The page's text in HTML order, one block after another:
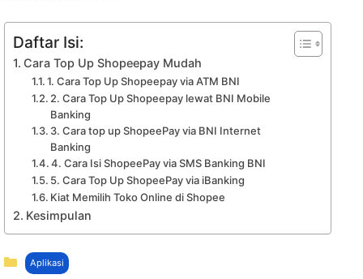
Daftar Isi:
Cara Top Up Shopeepay Mudah
1. Cara Top Up Shopeepay via ATM BNI
2. Cara Top Up Shopeepay lewat BNI Mobile
Banking
3. Cara top up ShopeePay via BNI Internet
Banking
4. Cara Isi ShopeePay via SMS Banking BNI
5. Cara Top Up ShopeePay via iBanking
Kiat Memilih Toko Online di Shopee
Kesimpulan
Kategori
Aplikasi